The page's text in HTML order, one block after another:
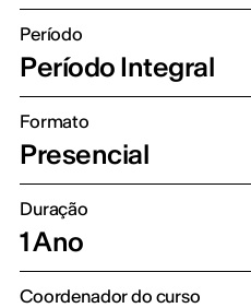
Período
Período Integral
Formato
Presencial
Duração
1 Ano
Coordenador do curso